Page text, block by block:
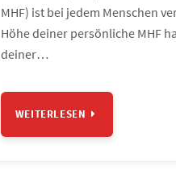
MHF) ist bei jedem Menschen
Höhe deiner persönliche MHF
deiner…
WEITERLESEN